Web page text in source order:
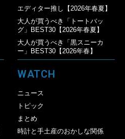
エディター推し【2026年春夏】
大人が買うべき「トートバッ
グ」BEST30【2026年春夏】
大人が買うべき「黒スニーカ
ー」BEST30【2026年春】
WATCH
ニュース
トピック
まとめ
時計と手土産のおかしな関係